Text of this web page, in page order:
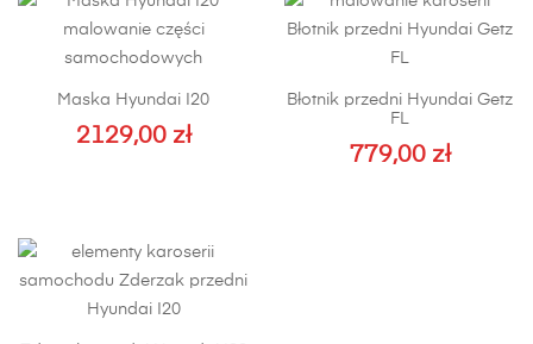
wiele
wariantów.
można
na
Maska Hyundai I20
2129,00 zł
Błotnik przedni Hyundai Getz
FL
779,00 zł